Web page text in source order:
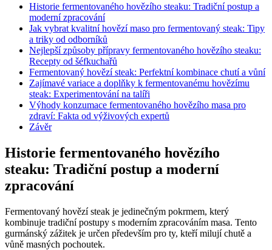
Historie fermentovaného hovězího steaku: Tradiční postup a
moderní zpracování
Jak vybrat kvalitní hovězí maso pro fermentovaný steak: Tipy
a triky od odborníků
Nejlepší způsoby přípravy fermentovaného hovězího steaku:
Recepty od šéfkuchařů
Fermentovaný hovězí steak: Perfektní kombinace chutí a vůní
Zajímavé variace a doplňky k fermentovanému hovězímu
steak: Experimentování na talíři
Výhody konzumace fermentovaného hovězího masa pro
zdraví: Fakta od výživových expertů
Závěr
Historie fermentovaného hovězího
steaku: Tradiční postup a moderní
zpracování
Fermentovaný hovězí steak je jedinečným pokrmem, který
kombinuje tradiční postupy s moderním zpracováním masa. Tento
gurmánský zážitek je určen především pro ty, kteří milují chutě a
vůně masných pochoutek.